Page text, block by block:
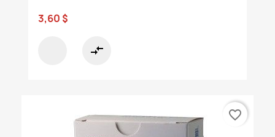
3,60 $
compare_arrows
favorite_border